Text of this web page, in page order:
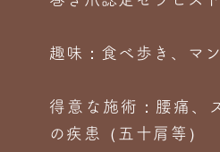
趣味：食べ歩き、マ
得意な施術：腰痛、
の疾患（五十肩等）